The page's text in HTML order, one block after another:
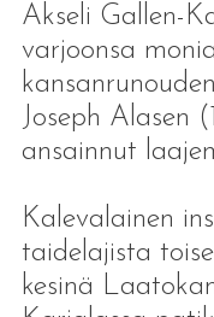
Akseli Gallen-
varjoonsa
Joseph Alasen
ansainnut
Kalevalainen
taidelajista
kesinä